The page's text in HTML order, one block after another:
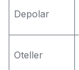
Depolar
Oteller